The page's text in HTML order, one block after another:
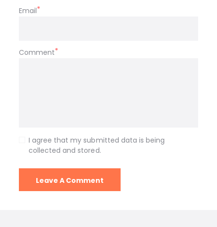
Email
Comment
I agree that my submitted data is being
collected and stored.